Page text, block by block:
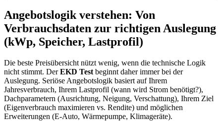
Angebotslogik verstehen: Von
Verbrauchsdaten zur richtigen Auslegung
(kWp, Speicher, Lastprofil)
Die beste Preisübersicht nützt wenig, wenn die technische Logik
nicht stimmt. DerEKD Test beginnt daher immer bei der
Auslegung. Seriöse Angebotslogik basiert auf Ihrem
Jahresverbrauch, Ihrem Lastprofil (wann wird Strom benötigt?),
Dachparametern (Ausrichtung, Neigung, Verschattung), Ihrem Ziel
(Eigenverbrauch maximieren vs. Rendite) und möglichen
Erweiterungen (E-Auto, Wärmepumpe, Klimageräte).